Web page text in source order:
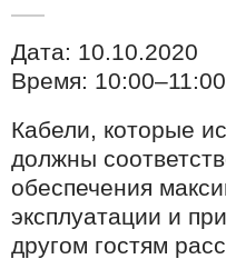
Дата: 10.10.2020
Время: 10:00–11:00
Кабели, которые
должны
обеспечения
эксплуатации и
другом гостям